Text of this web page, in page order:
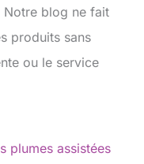
Notre blog ne fait
produits sans
ou le service
plumes assistées